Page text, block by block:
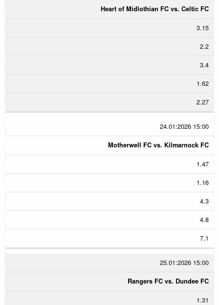
Heart of Midlothian FC vs. Celtic FC
3.15
2.2
3.4
1.62
2.27
24.01:2026 15:00
Motherwell FC vs. Kilmarnock FC
1.47
1.16
4.3
4.8
7.1
25.01:2026 15:00
Rangers FC vs. Dundee FC
1.31